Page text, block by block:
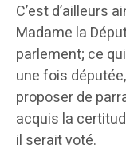
C’est d’ailleurs
Madame la
parlement; ce
une fois
proposer de
acquis la
il serait voté.